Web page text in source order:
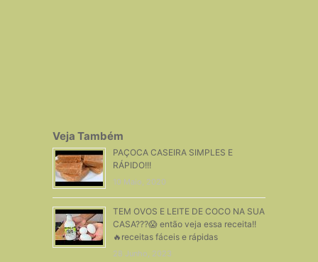
Veja Também
PAÇOCA CASEIRA SIMPLES E
RÁPIDO!!!
10 Maio, 2020
TEM OVOS E LEITE DE COCO NA SUA
CASA???😱 então veja essa receita!!
🔥receitas fáceis e rápidas
28 Junho, 2023